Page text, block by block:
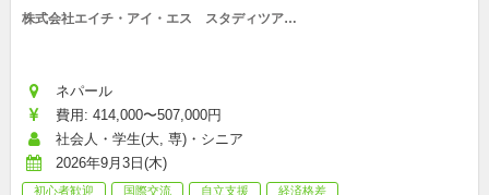
株式会社エイチ・アイ・エス　スタディツアー
ネパール
費用: 414,000〜507,000円
社会人・学生(大, 専)・シニア
2026年9月3日(木)
初心者歓迎 国際交流 自立支援 経済格差